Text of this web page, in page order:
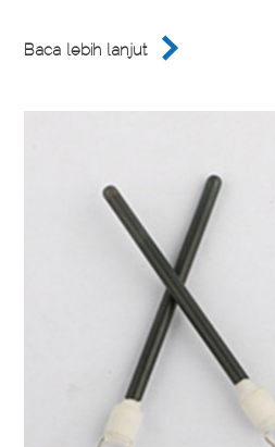
Baca lebih lanjut 